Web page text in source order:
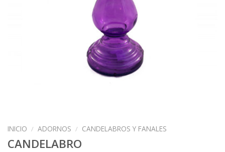
INICIO / ADORNOS / CANDELABROS Y FANALES
CANDELABRO